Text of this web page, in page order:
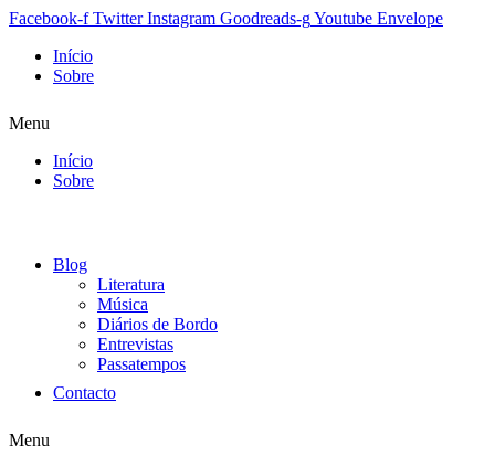
Facebook-f Twitter Instagram Goodreads-gYoutube Envelope
Início
Sobre
Menu
Início
Sobre
Blog
Literatura
Música
Diários de Bordo
Entrevistas
Passatempos
Contacto
Menu